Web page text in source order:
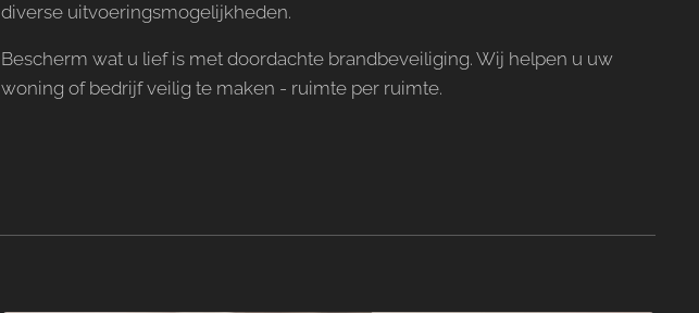
diverse uitvoeringsmogelijkheden.
Bescherm wat u lief is met doordachte brandbeveiliging. Wij helpen u uw
woning of bedrijf veilig te maken - ruimte per ruimte.